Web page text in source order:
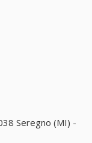
Seregno (MI) -